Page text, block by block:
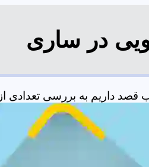
در ساری
داریم به بررسی تعدادی از